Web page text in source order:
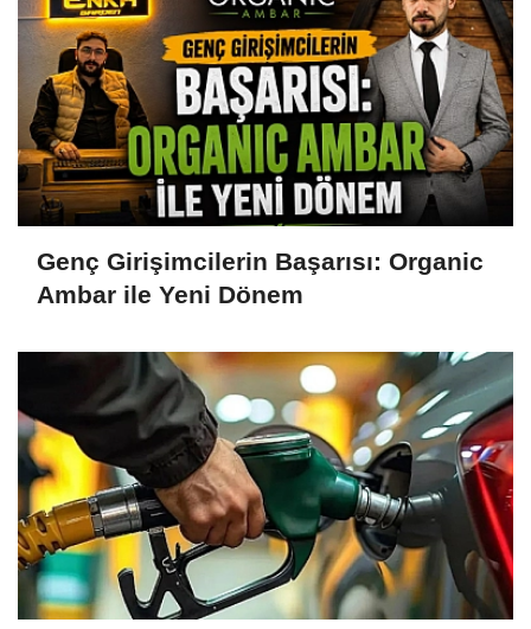
Genç Girişimcilerin Başarısı: Organic
Ambar ile Yeni Dönem